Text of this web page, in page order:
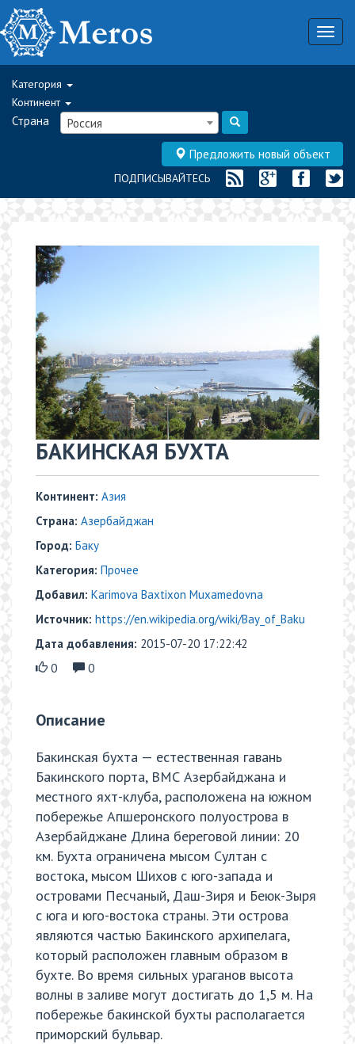
Категория
Континент
Страна Россия
Предложить новый объект
ПОДПИСЫВАЙТЕСЬ
БАКИНСКАЯ БУХТА
Континент: Азия
Страна: Азербайджан
Город: Баку
Категория: Прочее
Добавил: Karimova Baxtixon Muxamedovna
Источник: https://en.wikipedia.org/wiki/Bay_of_Baku
Дата добавления: 2015-07-20 17:22:42
0
0
Описание
Бакинская бухта — естественная гавань
Бакинского порта, ВМС Азербайджана и
местного яхт-клуба, расположена на южном
побережье Апшеронского полуострова в
Азербайджане Длина береговой линии: 20
км. Бухта ограничена мысом Султан с
востока, мысом Шихов с юго-запада и
островами Песчаный, Даш-Зиря и Беюк-Зыря
с юга и юго-востока страны. Эти острова
являются частью Бакинского архипелага,
который расположен главным образом в
бухте. Во время сильных ураганов высота
волны в заливе могут достигать до 1,5 м. На
побережье бакинской бухты располагается
приморский бульвар.